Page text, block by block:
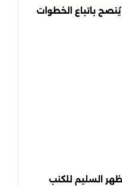
باتباع الخطوات
السليم للكنب